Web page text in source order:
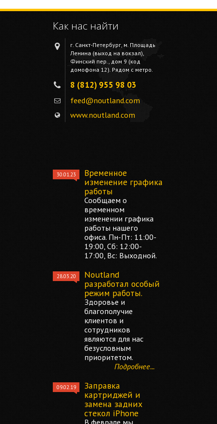
Как нас найти
г. Санкт-Петербург, м. Площадь
Ленина (выход на вокзал),
Финский пер., дом 9 (код
домофона 12). Рядом с метро.
8 (812) 955 98 03
feed@noutland.com
www.noutland.com
30.01.23
Временное
изменение графика
работы
Сообщаем о
временном
изменении графика
работы нашего
офиса. Пн-Пт: 11:00-
19:00, Сб: 12:00-
17:00, Вс: Выходной.
28.03.20
Noutland
разработал особый
режим работы.
Здоровье и
благополучие
клиентов и
сотрудников
являются для нас
безусловным
приоритетом.
Подробнее...
09.02.19
Заправка
картриджей и
замена задних
стекол iPhone
В феврале мы